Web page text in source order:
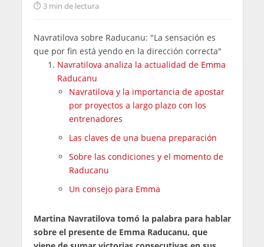
3 min de lectura
Navratilova sobre Raducanu: "La sensación es
que por fin está yendo en la dirección correcta"
Navratilova analiza la actualidad de Emma
Raducanu
Navratilova y la importancia de apostar
por proyectos a largo plazo con los
entrenadores
Las claves de una buena preparación
Sobre las condiciones y el momento de
Raducanu
Un consejo para Emma
Martina Navratilova tomó la palabra para hablar
sobre el presente de Emma Raducanu, que